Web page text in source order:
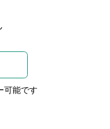
可能です